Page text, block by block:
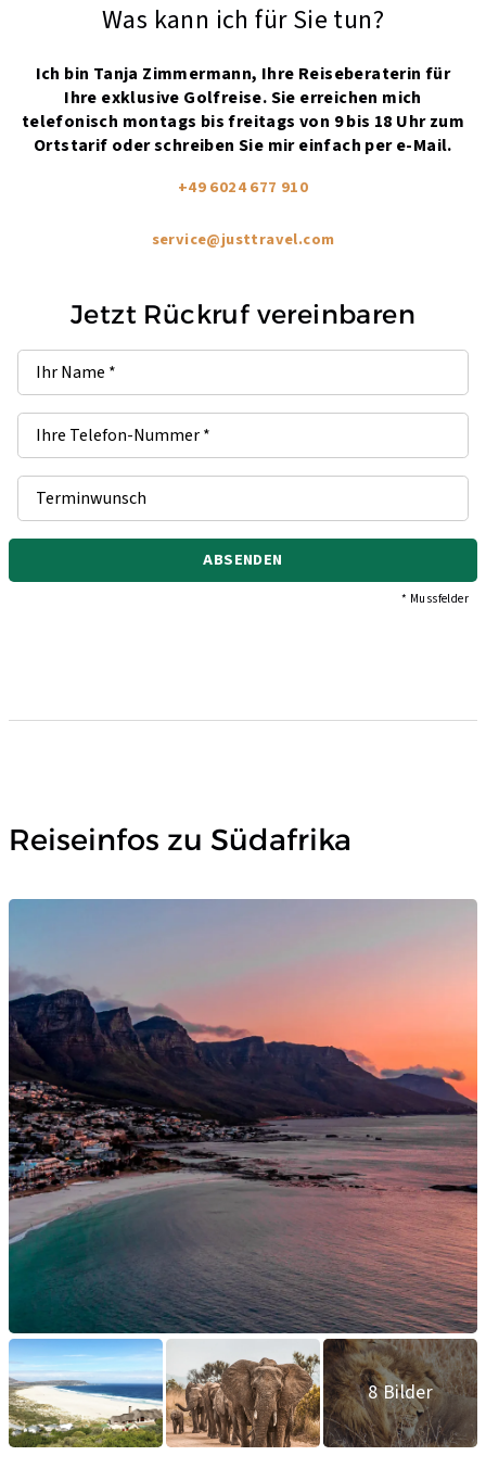
Was kann ich für Sie tun?
Ich bin Tanja Zimmermann, Ihre Reiseberaterin für
Ihre exklusive Golfreise. Sie erreichen mich
telefonisch montags bis freitags von 9 bis 18 Uhr zum
Ortstarif oder schreiben Sie mir einfach per e-Mail.
+49 6024 677 910
service@justtravel.com
Jetzt Rückruf vereinbaren
ABSENDEN
* Mussfelder
Reiseinfos zu Südafrika
8 Bilder